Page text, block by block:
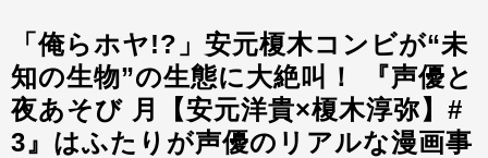
「俺らホヤ!?」安元榎木コンビが“未
知の生物”の生態に大絶叫！ 『声優と
夜あそび 月【安元洋貴×榎木淳弥】#
3』はふたりが声優のリアルな漫画事